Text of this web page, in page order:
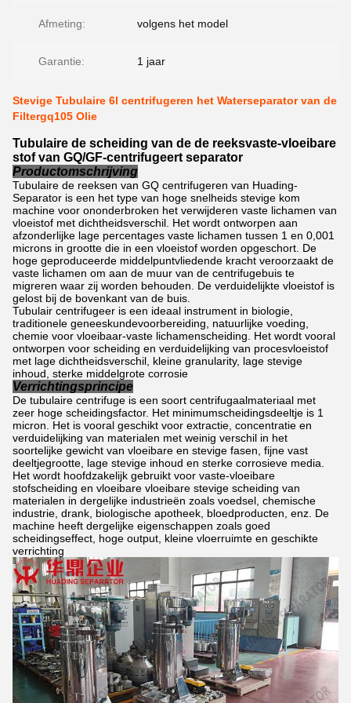
Afmeting: volgens het model
Garantie: 1 jaar
Stevige Tubulaire 6l centrifugeren het Waterseparator van de
Filtergq105 Olie
Tubulaire de scheiding van de de reeksvaste-vloeibare
stof van GQ/GF-centrifugeert separator
Productomschrijving
Tubulaire de reeksen van GQ centrifugeren van Huading-
Separator is een het type van hoge snelheids stevige kom
machine voor ononderbroken het verwijderen vaste lichamen van
vloeistof met dichtheidsverschil. Het wordt ontworpen aan
afzonderlijke lage percentages vaste lichamen tussen 1 en 0,001
microns in grootte die in een vloeistof worden opgeschort. De
hoge geproduceerde middelpuntvliedende kracht veroorzaakt de
vaste lichamen om aan de muur van de centrifugebuis te
migreren waar zij worden behouden. De verduidelijkte vloeistof is
gelost bij de bovenkant van de buis.
Tubulair centrifugeer is een ideaal instrument in biologie,
traditionele geneeskundevoorbereiding, natuurlijke voeding,
chemie voor vloeibaar-vaste lichamenscheiding. Het wordt vooral
ontworpen voor scheiding en verduidelijking van procesvloeistof
met lage dichtheidsverschil, kleine granularity, lage stevige
inhoud, sterke middelgrote corrosie
Verrichtingsprincipe
De tubulaire centrifuge is een soort centrifugaalmateriaal met
zeer hoge scheidingsfactor. Het minimumscheidingsdeeltje is 1
micron. Het is vooral geschikt voor extractie, concentratie en
verduidelijking van materialen met weinig verschil in het
soortelijke gewicht van vloeibare en stevige fasen, fijne vast
deeltjegrootte, lage stevige inhoud en sterke corrosieve media.
Het wordt hoofdzakelijk gebruikt voor vaste-vloeibare
stofscheiding en vloeibare vloeibare stevige scheiding van
materialen in dergelijke industrieën zoals voedsel, chemische
industrie, drank, biologische apotheek, bloedproducten, enz. De
machine heeft dergelijke eigenschappen zoals goed
scheidingseffect, hoge output, kleine vloerruimte en geschikte
verrichting